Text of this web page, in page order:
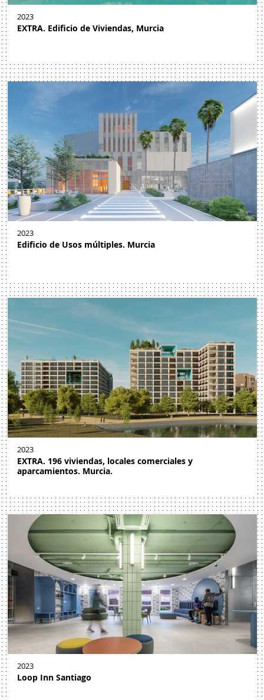
2023
EXTRA. Edificio de Viviendas, Murcia
2023
Edificio de Usos múltiples. Murcia
2023
EXTRA. 196 viviendas, locales comerciales y
aparcamientos. Murcia.
2023
Loop Inn Santiago